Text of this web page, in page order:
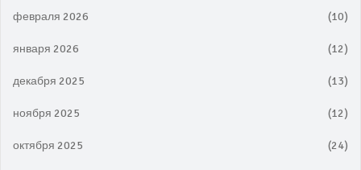
февраля 2026 (10)
января 2026 (12)
декабря 2025 (13)
ноября 2025 (12)
октября 2025 (24)